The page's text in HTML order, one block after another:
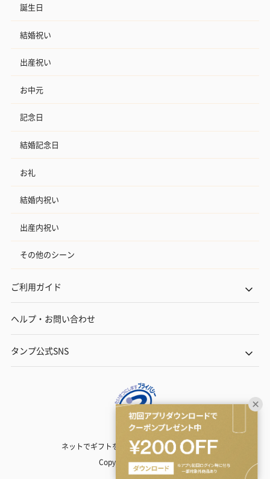
誕生日
結婚祝い
出産祝い
お中元
記念日
結婚記念日
お礼
結婚内祝い
出産内祝い
その他のシーン
ご利用ガイド
ヘルプ・お問い合わせ
タンプ公式SNS
ネットでギフトを贈るなら | TANP（タンプ）
Copyright© TANP Inc.